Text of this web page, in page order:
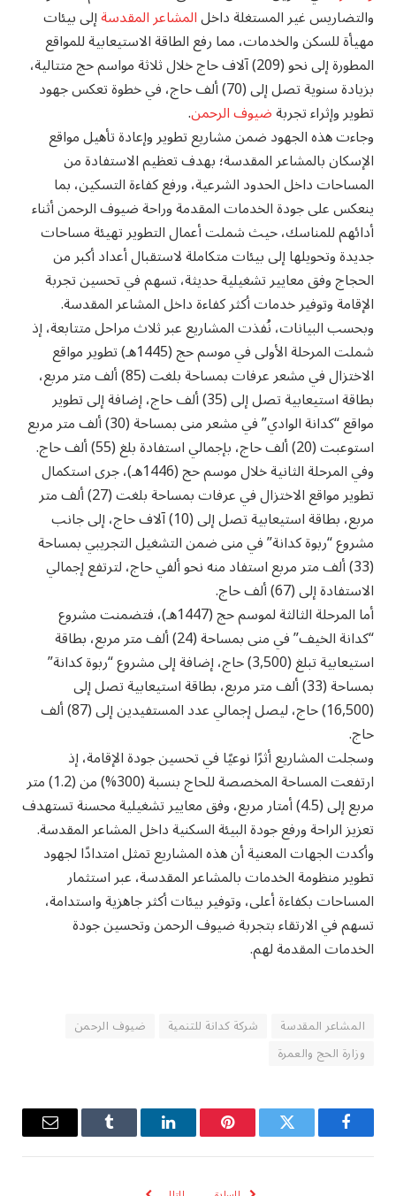
والتضاريس غير المستغلة داخلالمشاعر المقدسةإلى بيئات
مهيأة للسكن والخدمات، مما رفع الطاقة الاستيعابية للمواقع
المطورة إلى نحو (209) آلاف حاج خلال ثلاثة مواسم حج متتالية،
بزيادة سنوية تصل إلى (70) ألف حاج، في خطوة تعكس جهود
تطوير وإثراء تجربةضيوف الرحمن.
وجاءت هذه الجهود ضمن مشاريع تطوير وإعادة تأهيل مواقع
الإسكان بالمشاعر المقدسة؛ بهدف تعظيم الاستفادة من
المساحات داخل الحدود الشرعية، ورفع كفاءة التسكين، بما
ينعكس على جودة الخدمات المقدمة وراحة ضيوف الرحمن أثناء
أدائهم للمناسك، حيث شملت أعمال التطوير تهيئة مساحات
جديدة وتحويلها إلى بيئات متكاملة لاستقبال أعداد أكبر من
الحجاج وفق معايير تشغيلية حديثة، تسهم في تحسين تجربة
الإقامة وتوفير خدمات أكثر كفاءة داخل المشاعر المقدسة.
وبحسب البيانات، نُفذت المشاريع عبر ثلاث مراحل متتابعة، إذ
شملت المرحلة الأولى في موسم حج (1445هـ) تطوير مواقع
الاختزال في مشعر عرفات بمساحة بلغت (85) ألف متر مربع،
بطاقة استيعابية تصل إلى (35) ألف حاج، إضافة إلى تطوير
مواقع “كدانة الوادي” في مشعر منى بمساحة (30) ألف متر مربع
استوعبت (20) ألف حاج، بإجمالي استفادة بلغ (55) ألف حاج.
وفي المرحلة الثانية خلال موسم حج (1446هـ)، جرى استكمال
تطوير مواقع الاختزال في عرفات بمساحة بلغت (27) ألف متر
مربع، بطاقة استيعابية تصل إلى (10) آلاف حاج، إلى جانب
مشروع “ربوة كدانة” في منى ضمن التشغيل التجريبي بمساحة
(33) ألف متر مربع استفاد منه نحو ألفي حاج، لترتفع إجمالي
الاستفادة إلى (67) ألف حاج.
أما المرحلة الثالثة لموسم حج (1447هـ)، فتضمنت مشروع
“كدانة الخيف” في منى بمساحة (24) ألف متر مربع، بطاقة
استيعابية تبلغ (3,500) حاج، إضافة إلى مشروع “ربوة كدانة”
بمساحة (33) ألف متر مربع، بطاقة استيعابية تصل إلى
(16,500) حاج، ليصل إجمالي عدد المستفيدين إلى (87) ألف
حاج.
وسجلت المشاريع أثرًا نوعيًا في تحسين جودة الإقامة، إذ
ارتفعت المساحة المخصصة للحاج بنسبة (300%) من (1.2) متر
مربع إلى (4.5) أمتار مربع، وفق معايير تشغيلية محسنة تستهدف
تعزيز الراحة ورفع جودة البيئة السكنية داخل المشاعر المقدسة.
وأكدت الجهات المعنية أن هذه المشاريع تمثل امتدادًا لجهود
تطوير منظومة الخدمات بالمشاعر المقدسة، عبر استثمار
المساحات بكفاءة أعلى، وتوفير بيئات أكثر جاهزية واستدامة،
تسهم في الارتقاء بتجربة ضيوف الرحمن وتحسين جودة
الخدمات المقدمة لهم.
المشاعر المقدسة شركة كدانة للتنمية
ضيوف الرحمن
وزارة الحج والعمرة
فيسبوك تويتر بينتيريستلينكدإن Tumblr
البريد